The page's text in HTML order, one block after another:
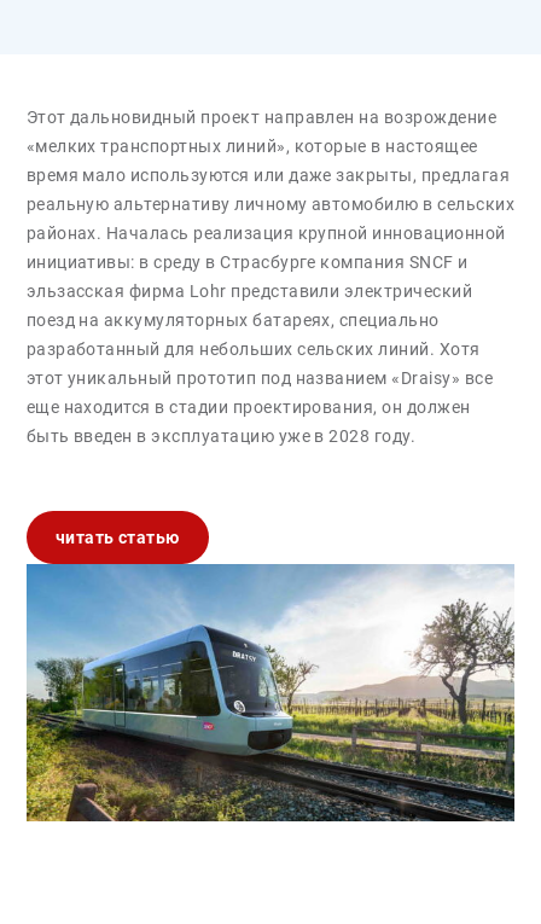
Этот дальновидный проект направлен на возрождение
«мелких транспортных линий», которые в настоящее
время мало используются или даже закрыты, предлагая
реальную альтернативу личному автомобилю в сельских
районах. Началась реализация крупной инновационной
инициативы: в среду в Страсбурге компания SNCF и
эльзасская фирма Lohr представили электрический
поезд на аккумуляторных батареях, специально
разработанный для небольших сельских линий. Хотя
этот уникальный прототип под названием «Draisy» все
еще находится в стадии проектирования, он должен
быть введен в эксплуатацию уже в 2028 году.
читать статью